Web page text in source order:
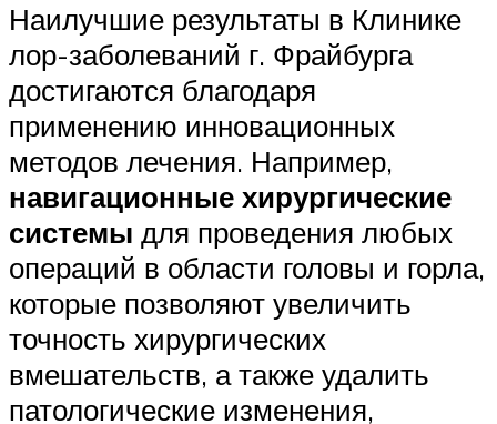
Наилучшие результаты в Клинике
лор-заболеваний г. Фрайбурга
достигаются благодаря
применению инновационных
методов лечения. Например,
навигационные хирургические
системы для проведения любых
операций в области головы и горла,
которые позволяют увеличить
точность хирургических
вмешательств, а также удалить
патологические изменения,